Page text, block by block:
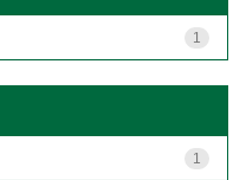
1
1